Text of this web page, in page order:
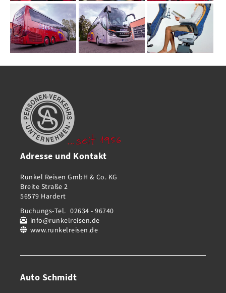
Adresse und Kontakt
Runkel Reisen GmbH & Co. KG
Breite Straße 2
56579 Hardert
Buchungs-Tel. 02634 - 96740
info@runkelreisen.de
www.runkelreisen.de
Auto Schmidt